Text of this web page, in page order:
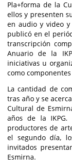
Pla+forma de la
ellos y presenten
en audio y video
publicó en el
transcripción
Anuario de la
iniciativas u
como componentes
La cantidad de
tras año y se
Cultural de
años de la
productores de
el segundo día,
invitados
Esmirna.